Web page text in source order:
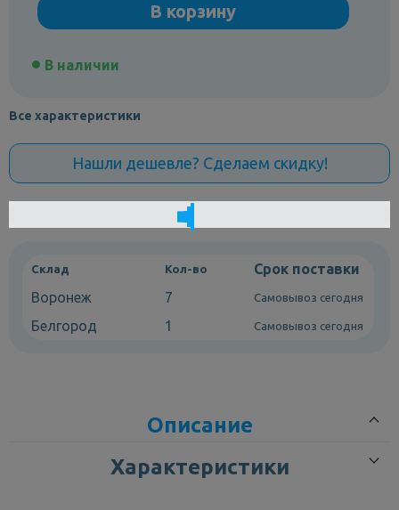
В корзину
В наличии
Все характеристики
Нашли дешевле? Сделаем скидку!
Склад Кол-во
Срок поставки
Воронеж
7 Самовывоз сегодня
Белгород 1 Самовывоз сегодня
Описание
Характеристики